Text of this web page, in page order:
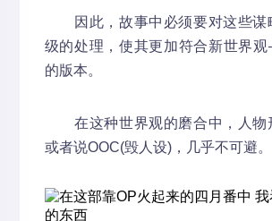
因此，故事中必须要对这些谋
级的处理，使其更加符合新世界
的版本。
在这种世界观的磨合中，人物
或者说OOC(毁人设)，几乎不可避。